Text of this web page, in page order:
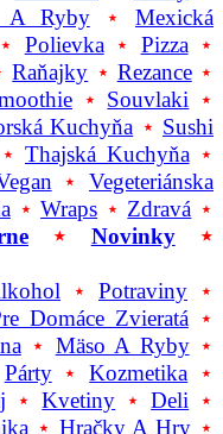
A Ryby⋆Mexická
Polievka⋆ Pizza⋆
Raňajky ⋆ Rezance⋆
⋆ Souvlaki ⋆
Kuchyňa ⋆ Sushi
⋆ Thajská Kuchyňa⋆
⋆Vegeteriánska
⋆Wraps ⋆ Zdravá ⋆
⋆ Novinky⋆
⋆ Potraviny ⋆
Domáce Zvieratá⋆
⋆ Mäso A Ryby⋆
Párty⋆Kozmetika ⋆
⋆Kvetiny ⋆Deli ⋆
⋆ Hračky A Hry ⋆